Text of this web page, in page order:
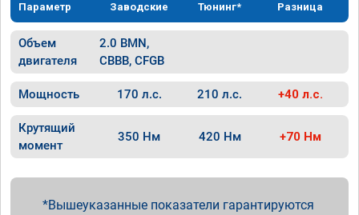
Параметр Заводские Тюнинг* Разница
Объем
двигателя
2.0 BMN,
CBBB, CFGB
Мощность 170 л.с. 210 л.с. +40 л.с.
Крутящий
момент
350 Нм 420 Нм +70 Нм
Вышеуказанные показатели гарантируются